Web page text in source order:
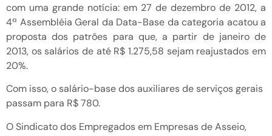
com uma grande notícia: em 27 de dezembro de 2012, a
4ª Assembléia Geral da Data-Base da categoria acatou a
proposta dos patrões para que, a partir de janeiro de
2013, os salários de até R$ 1.275,58 sejam reajustados em
20%.
Com isso, o salário-base dos auxiliares de serviços gerais
passam para R$ 780.
O Sindicato dos Empregados em Empresas de Asseio,